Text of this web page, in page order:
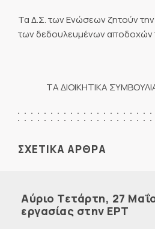
Τα Δ.Σ. των Ενώσεων ζητούν
των δεδουλευμένων
ΤΑ ΔΙΟΙΚΗΤΙΚΑ
ΣΧΕΤΙΚΑ ΑΡΘΡΑ
Αύριο Τετάρτη, 27
εργασίας στην ΕΡΤ